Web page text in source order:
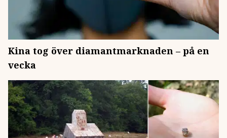
Kina tog över diamantmarknaden – på en
vecka